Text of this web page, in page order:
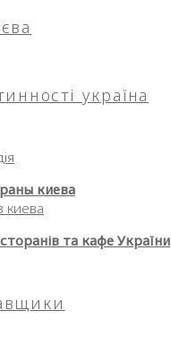
україна
киева
киева
та кафе України